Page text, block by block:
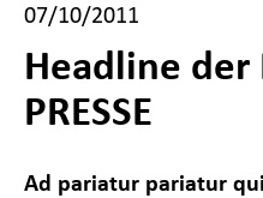
07/10/2011
Headline
PRESSE
Ad pariatur pariatur